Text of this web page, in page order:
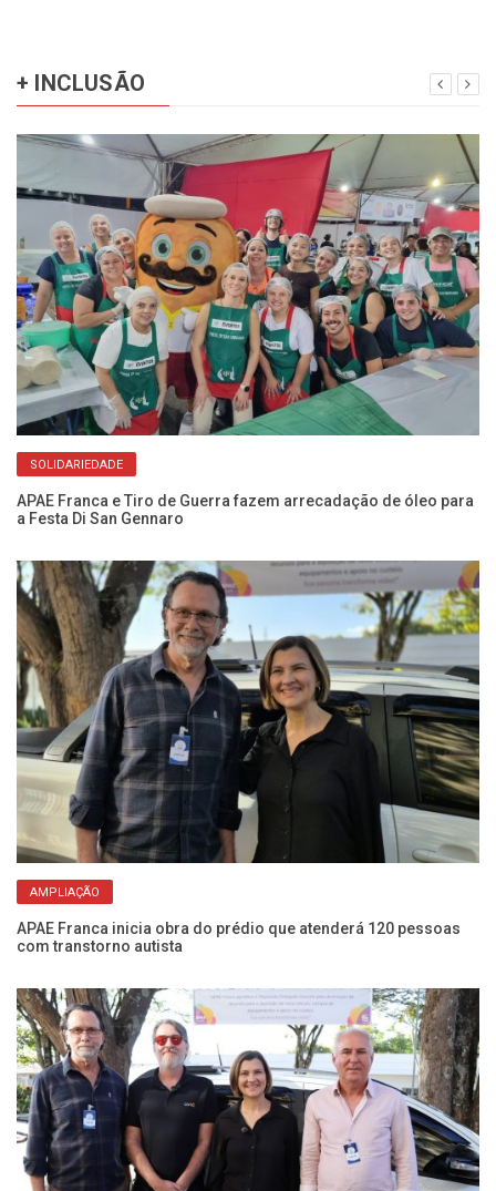
+ INCLUSÃO
SOLIDARIEDADE
APAE Franca e Tiro de Guerra fazem arrecadação de óleo para
a Festa Di San Gennaro
AMPLIAÇÃO
APAE Franca inicia obra do prédio que atenderá 120 pessoas
com transtorno autista